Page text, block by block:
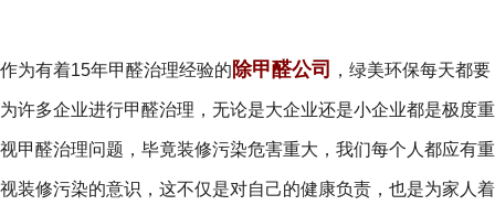
作为有着15年甲醛治理经验的除甲醛公司 ，绿美环保每天都要
为许多企业进行甲醛治理，无论是大企业还是小企业都是极度重
视甲醛治理问题，毕竟装修污染危害重大，我们每个人都应有重
视装修污染的意识，这不仅是对自己的健康负责，也是为家人着